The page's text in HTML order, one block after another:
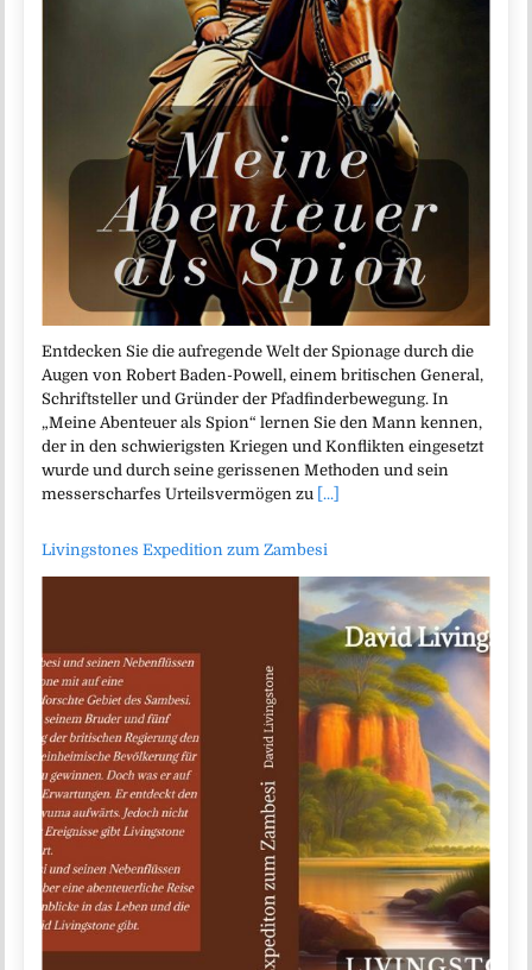
Entdecken Sie die aufregende Welt der Spionage durch die
Augen von Robert Baden-Powell, einem britischen General,
Schriftsteller und Gründer der Pfadfinderbewegung. In
„Meine Abenteuer als Spion“ lernen Sie den Mann kennen,
der in den schwierigsten Kriegen und Konflikten eingesetzt
wurde und durch seine gerissenen Methoden und sein
messerscharfes Urteilsvermögen zu [...]
Livingstones Expedition zum Zambesi